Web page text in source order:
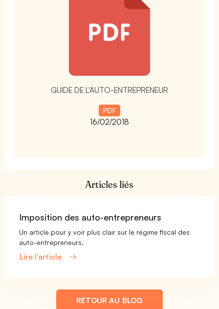
GUIDE DE L'AUTO-ENTREPRENEUR
PDF
16/02/2018
Articles liés
Imposition des auto-entrepreneurs
Un article pour y voir plus clair sur le régime fiscal des
auto-entrepreneurs.
Lire l’article
RETOUR AU BLOG